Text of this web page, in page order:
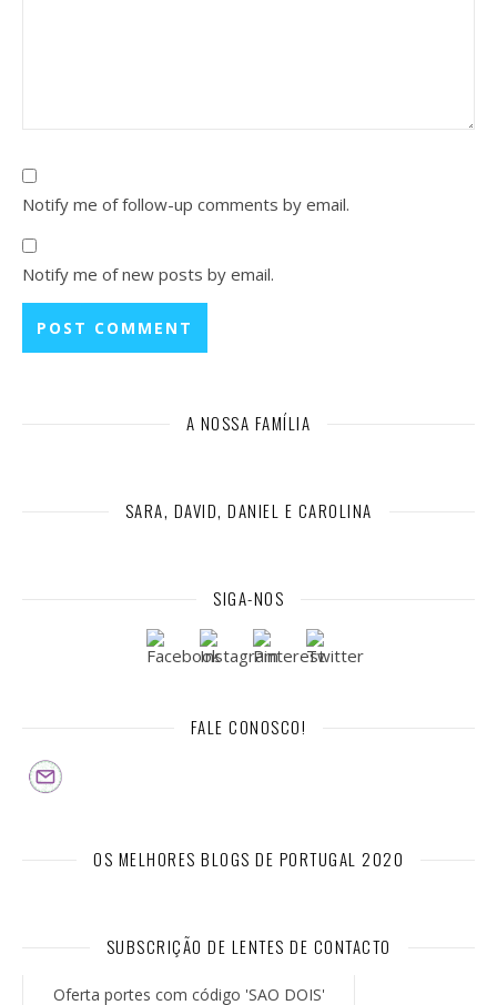
Notify me of follow-up comments by email.
Notify me of new posts by email.
A NOSSA FAMÍLIA
SARA, DAVID, DANIEL E CAROLINA
SIGA-NOS
FALE CONOSCO!
OS MELHORES BLOGS DE PORTUGAL 2020
SUBSCRIÇÃO DE LENTES DE CONTACTO
Oferta portes com código 'SAO DOIS'